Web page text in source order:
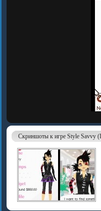
Скриншоты к игре Style Savvy